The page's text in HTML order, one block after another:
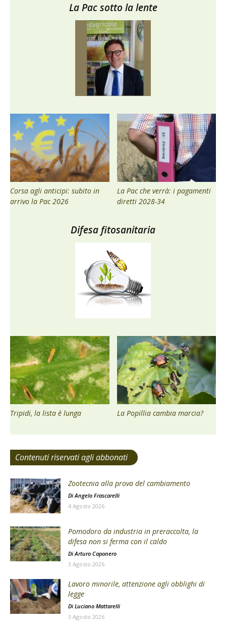
La Pac sotto la lente
Corsa agli anticipi: subito in
arrivo la Pac 2026
La Pac che verrà: i pagamenti
diretti 2028-34
Difesa fitosanitaria
Tripidi, la lista è lunga La Popillia cambia marcia?
Contenuti riservati agli abbonati
Zootecnia alla prova del cambiamento
DiAngelo Frascarelli
4 Agosto 2026
Pomodoro da industria in preraccolta, la
difesa non si ferma con il caldo
Di Arturo Caponero
3 Agosto 2026
Lavoro minorile, attenzione agli obblighi di
legge
Di Luciano Mattarelli
3 Agosto 2026